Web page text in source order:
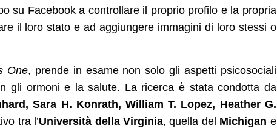
su Facebook a controllare il proprio profilo e la propria
il loro stato e ad aggiungere immagini di loro stessi o
One, prende in esame non solo gli aspetti psicosociali
gli ormoni e la salute. La ricerca è stata condotta da
Sara H. Konrath, William T. Lopez, Heather G.
tra l’Università della Virginia, quella del Michigan e